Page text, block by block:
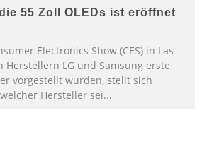
55 Zoll OLEDs ist eröffnet
Electronics Show (CES) in Las
Herstellern LG und Samsung erste
vorgestellt wurden, stellt sich
Hersteller sei...